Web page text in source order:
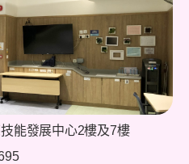
能發展中心2樓及7樓